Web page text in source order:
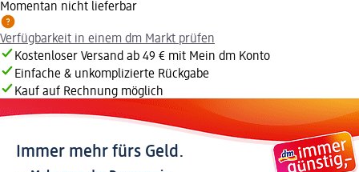
Momentan nicht lieferbar
Verfügbarkeit in einem dm Markt prüfen
Kostenloser Versand ab 49 € mit Mein dm Konto
Einfache & unkomplizierte Rückgabe
Kauf auf Rechnung möglich
Immer mehr fürs Geld.